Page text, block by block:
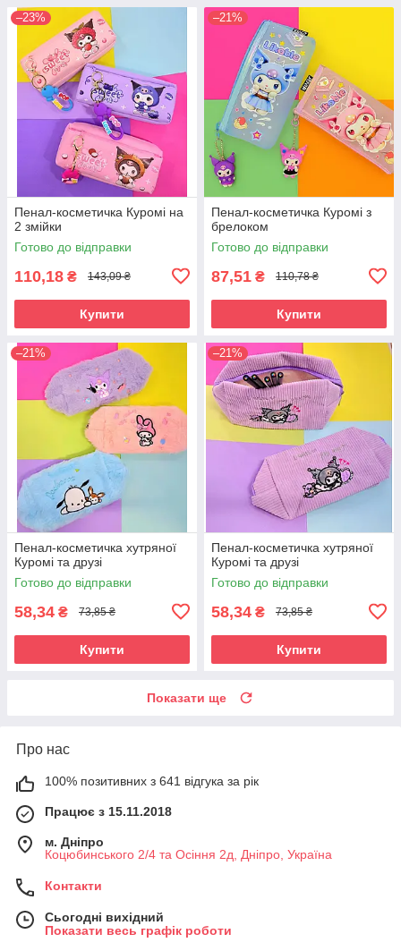
–23%
Пенал-косметичка Куромі на
2 змійки
Готово до відправки
110,18 ₴ 143,09 ₴
Купити
–21%
Пенал-косметичка Куромі з
брелоком
Готово до відправки
87,51 ₴ 110,78 ₴
Купити
–21%
Пенал-косметичка хутряної
Куромі та друзі
Готово до відправки
58,34 ₴ 73,85 ₴
Купити
–21%
Пенал-косметичка хутряної
Куромі та друзі
Готово до відправки
58,34 ₴ 73,85 ₴
Купити
Показати ще
Про нас
100% позитивних з 641 відгука за рік
Працює з 15.11.2018
м. Дніпро
Коцюбинського 2/4 та Осіння 2д, Дніпро, Україна
Контакти
Сьогодні вихідний
Показати весь графік роботи